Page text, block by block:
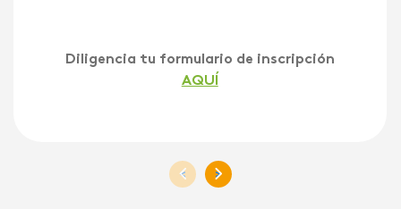
Diligencia tu formulario de inscripción
AQUÍ
< >